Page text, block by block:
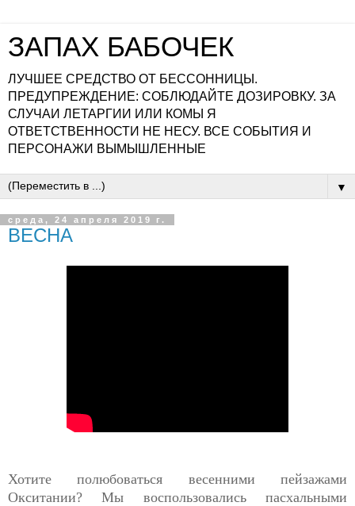
ЗАПАХ БАБОЧЕК
ЛУЧШЕЕ СРЕДСТВО ОТ БЕССОННИЦЫ.
ПРЕДУПРЕЖДЕНИЕ: СОБЛЮДАЙТЕ ДОЗИРОВКУ. ЗА
СЛУЧАИ ЛЕТАРГИИ ИЛИ КОМЫ Я
ОТВЕТСТВЕННОСТИ НЕ НЕСУ. ВСЕ СОБЫТИЯ И
ПЕРСОНАЖИ ВЫМЫШЛЕННЫЕ
▼
среда, 24 апреля 2019 г.
ВЕСНА
Хотите полюбоваться весенними пейзажами
Окситании? Мы воспользовались пасхальными